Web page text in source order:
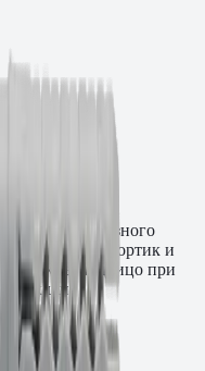
мм для сквозного
Потайной бортик и
заподлицо при
шин.